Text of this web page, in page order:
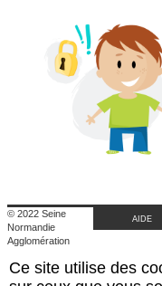
© 2022 Seine
Normandie
Agglomération
Retour au site de
l'agglomération
AIDE
Ce site utilise des